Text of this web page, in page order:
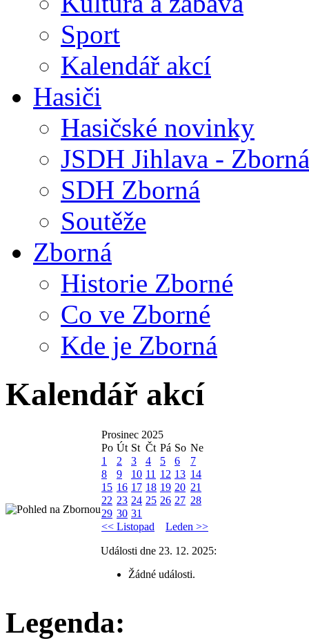
Sport
Kalendář akcí
Hasiči
Hasičské novinky
JSDH Jihlava - Zborná
SDH Zborná
Soutěže
Zborná
Historie Zborné
Co ve Zborné
Kde je Zborná
Kalendář akcí
Prosinec 2025
Po Út St Čt Pá So Ne
1
2 3 4 5 6
7
8
9 10 11 12 13 14
15 16 17 18 19 20 21
22 23 24 25 26 27 28
29 30 31
<< Listopad
Leden >>
Události dne 23. 12. 2025:
Žádné události.
Legenda: